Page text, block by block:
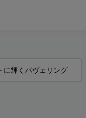
に輝くパヴェリング